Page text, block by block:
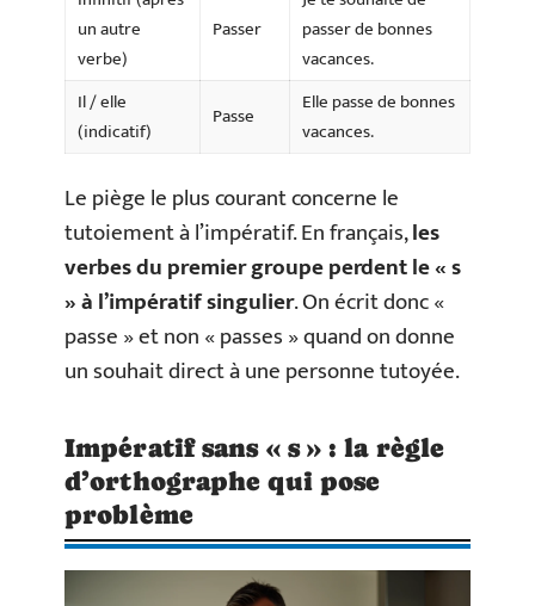
un autre
verbe)
Passer
passer de bonnes
vacances.
Il / elle
(indicatif)
Passe
Elle passe de bonnes
vacances.
Le piège le plus courant concerne le
tutoiement à l’impératif. En français,les
verbes du premier groupe perdent le « s
» à l’impératif singulier. On écrit donc «
passe » et non « passes » quand on donne
un souhait direct à une personne tutoyée.
Impératif sans « s » : la règle
d’orthographe qui pose
problème